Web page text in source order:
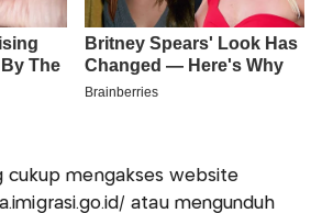
cukup mengakses website
atau mengunduh